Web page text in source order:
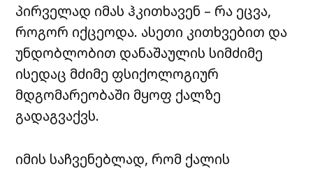
პირველად იმას ჰკითხავენ – რა ეცვა,
როგორ იქცეოდა. ასეთი კითხვებით და
უნდობლობით დანაშაულის სიმძიმე
ისედაც მძიმე ფსიქოლოგიურ
მდგომარეობაში მყოფ ქალზე
გადაგვაქვს.
იმის საჩვენებლად, რომ ქალის